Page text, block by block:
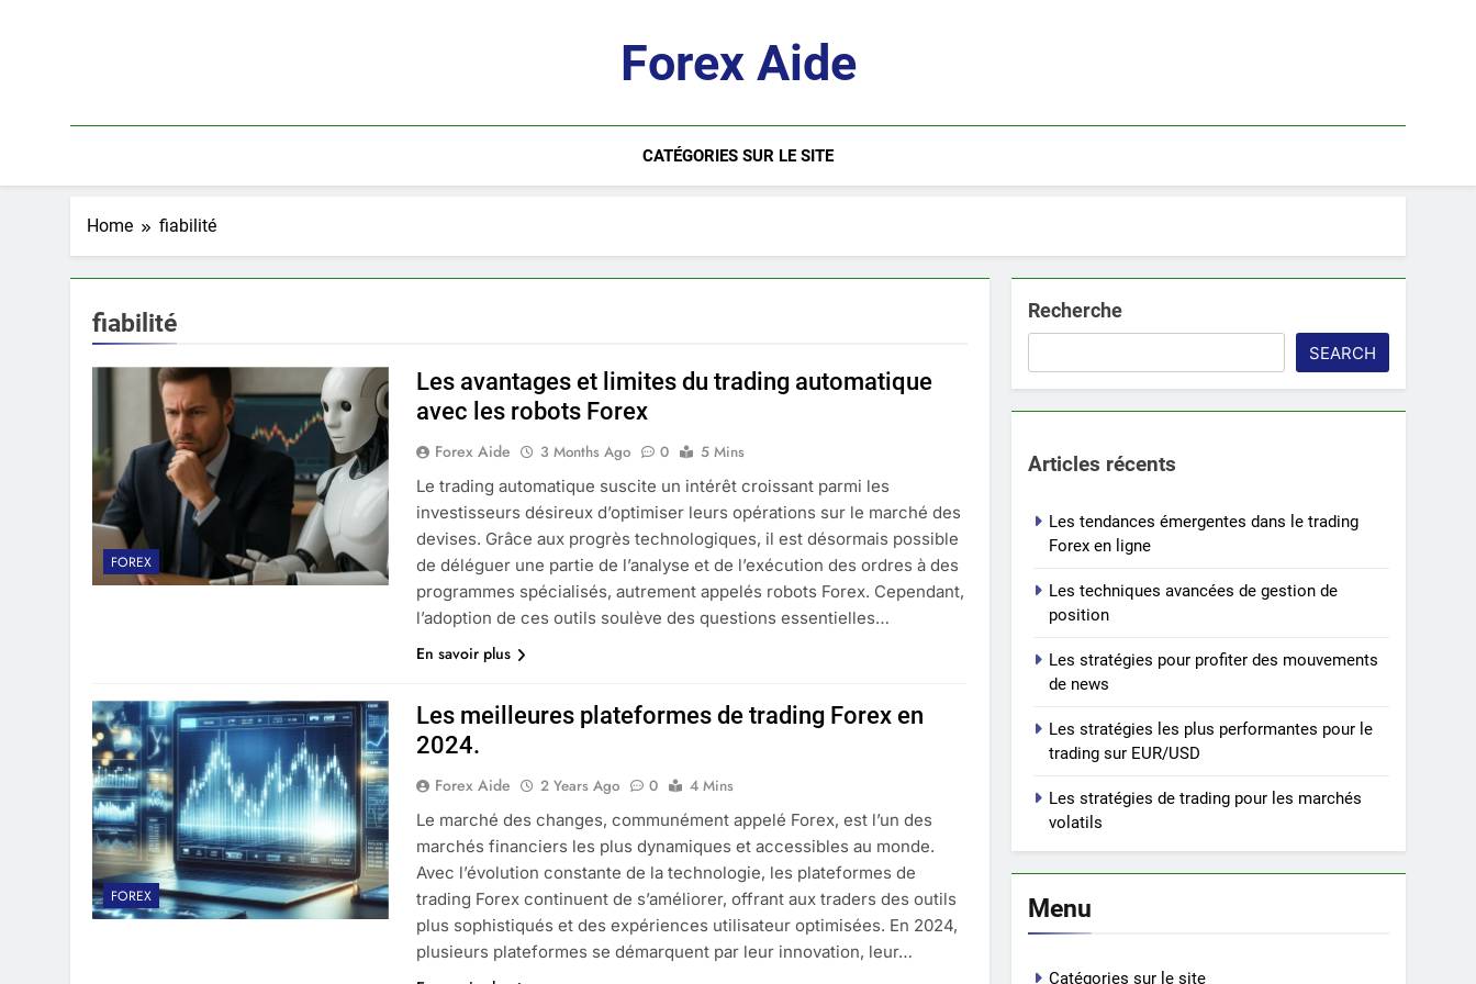
Forex Aide
CATÉGORIES SUR LE SITE
Home fiabilité
fiabilité
FOREX
Les avantages et limites du trading automatique
avec les robots Forex
Forex Aide 3 Months Ago 0
5 Mins
Le trading automatique suscite un intérêt croissant parmi les
investisseurs désireux d’optimiser leurs opérations sur le marché des
devises. Grâce aux progrès technologiques, il est désormais possible
de déléguer une partie de l’analyse et de l’exécution des ordres à des
programmes spécialisés, autrement appelés robots Forex. Cependant,
l’adoption de ces outils soulève des questions essentielles…
En savoir plus
FOREX
Les meilleures plateformes de trading Forex en
2024.
Forex Aide 2 Years Ago 0
4 Mins
Le marché des changes, communément appelé Forex, est l’un des
marchés financiers les plus dynamiques et accessibles au monde.
Avec l’évolution constante de la technologie, les plateformes de
trading Forex continuent de s’améliorer, offrant aux traders des outils
plus sophistiqués et des expériences utilisateur optimisées. En 2024,
plusieurs plateformes se démarquent par leur innovation, leur…
Recherche
SEARCH
Articles récents
Les tendances émergentes dans le trading
Forex en ligne
Les techniques avancées de gestion de
position
Les stratégies pour profiter des mouvements
de news
Les stratégies les plus performantes pour le
trading sur EUR/USD
Les stratégies de trading pour les marchés
volatils
Menu
Catégories sur le site